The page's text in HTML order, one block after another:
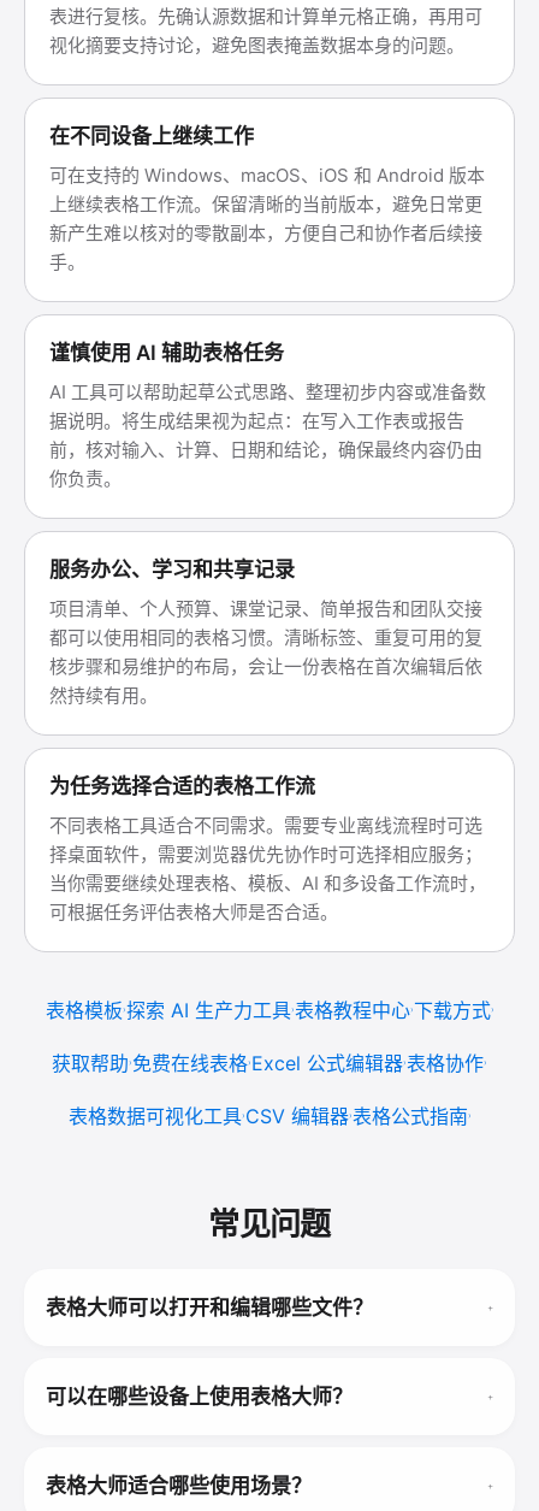
表进行复核。先确认源数据和计算单元格正确，再用可
视化摘要支持讨论，避免图表掩盖数据本身的问题。
在不同设备上继续工作
可在支持的 Windows、macOS、iOS 和 Android 版本
上继续表格工作流。保留清晰的当前版本，避免日常更
新产生难以核对的零散副本，方便自己和协作者后续接
手。
谨慎使用 AI 辅助表格任务
AI 工具可以帮助起草公式思路、整理初步内容或准备数
据说明。将生成结果视为起点：在写入工作表或报告
前，核对输入、计算、日期和结论，确保最终内容仍由
你负责。
服务办公、学习和共享记录
项目清单、个人预算、课堂记录、简单报告和团队交接
都可以使用相同的表格习惯。清晰标签、重复可用的复
核步骤和易维护的布局，会让一份表格在首次编辑后依
然持续有用。
为任务选择合适的表格工作流
不同表格工具适合不同需求。需要专业离线流程时可选
择桌面软件，需要浏览器优先协作时可选择相应服务；
当你需要继续处理表格、模板、AI 和多设备工作流时，
可根据任务评估表格大师是否合适。
表格模板 探索 AI 生产力工具表格教程中心下载方式
获取帮助 免费在线表格 Excel 公式编辑器表格协作
表格数据可视化工具 CSV 编辑器表格公式指南
常见问题
表格大师可以打开和编辑哪些文件？
可以在哪些设备上使用表格大师？
表格大师适合哪些使用场景？